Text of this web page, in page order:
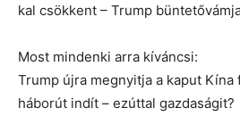
kal csökkent – Trump
Most mindenki arra kíváncsi:
Trump újra megnyitja a kaput Kína
háborút indít – ezúttal gazdaságit?